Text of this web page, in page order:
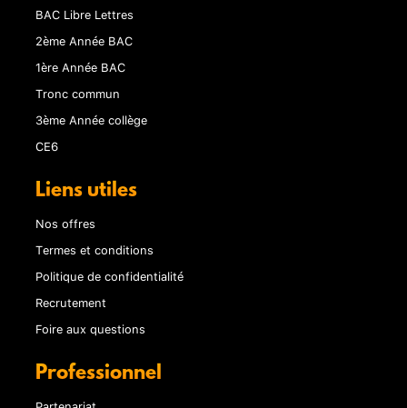
BAC Libre Lettres
2ème Année BAC
1ère Année BAC
Tronc commun
3ème Année collège
CE6
Liens utiles
Nos offres
Termes et conditions
Politique de confidentialité
Recrutement
Foire aux questions
Professionnel